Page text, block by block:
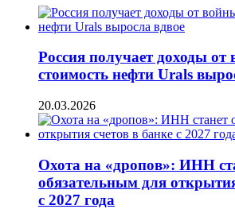
Россия получает доходы
стоимость нефти Urals
20.03.2026
Охота на «дропов»: ИНН
обязательным для
с 2027 года